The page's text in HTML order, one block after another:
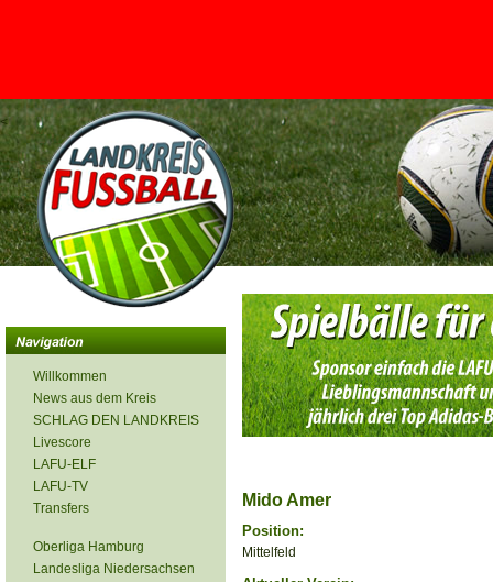
<
Willkommen
News aus dem Kreis
SCHLAG DEN LANDKREIS
Livescore
LAFU-ELF
LAFU-TV
Transfers
Oberliga Hamburg
Landesliga Niedersachsen
Mido Amer
Position:
Mittelfeld